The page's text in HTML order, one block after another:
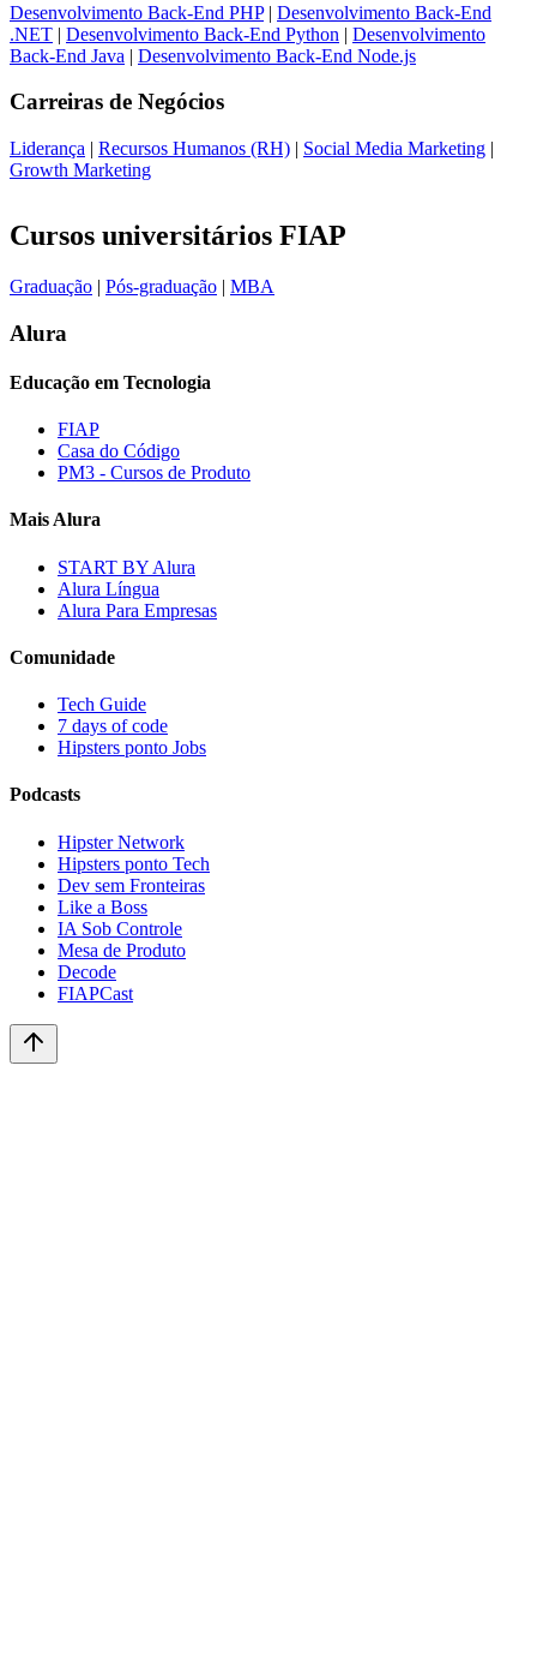
Desenvolvimento Back-End PHP| Desenvolvimento Back-End
.NET | Desenvolvimento Back-End Python | Desenvolvimento
Back-End Java | Desenvolvimento Back-End Node.js
Carreiras de Negócios
Liderança | Recursos Humanos (RH) | Social Media Marketing |
Growth Marketing
Cursos universitários FIAP
Graduação | Pós-graduação | MBA
Alura
Educação em Tecnologia
FIAP
Casa do Código
PM3 - Cursos de Produto
Mais Alura
START BY Alura
Alura Língua
Alura Para Empresas
Comunidade
Tech Guide
7 days of code
Hipsters ponto Jobs
Podcasts
Hipster Network
Hipsters ponto Tech
Dev sem Fronteiras
Like a Boss
IA Sob Controle
Mesa de Produto
Decode
FIAPCast